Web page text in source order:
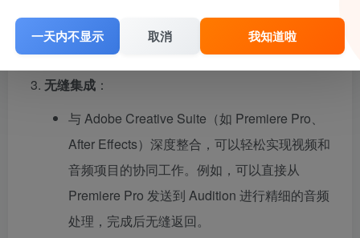
高级音频修复
：拥有强大的降噪和修复工具，可
以有效去除录音中的杂音、爆破音等瑕疵。
无缝集成 ：
与 Adobe Creative Suite（如 Premiere Pro、
After Effects）深度整合，可以轻松实现视频和
音频项目的协同工作。例如，可以直接从
Premiere Pro 发送到 Audition 进行精细的音频
处理，完成后无缝返回。
一天内不显示 取消 我知道啦